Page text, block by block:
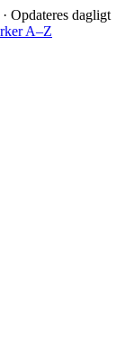
Opdateres dagligt
A–Z